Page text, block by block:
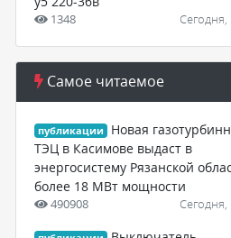
1348 Сегодня,
Самое читаемое
публикации
Новая
ТЭЦ в Касимове выдаст в
энергосистему Рязанской
более 18 МВт мощности
490908 Сегодня,